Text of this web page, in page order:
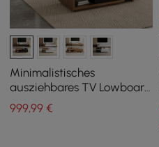
Minimalistisches
ausziehbares TV Lowboard
& Couchtisch Set Quoint
999,99 €